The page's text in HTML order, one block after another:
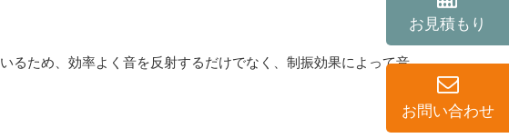
るため、効率よく音を反射するだけでなく、制振効果によって音
お見積もり
お問い合わせ